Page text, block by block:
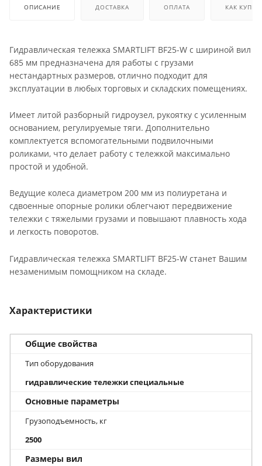
ОПИСАНИЕ ДОСТАВКА ОПЛАТА КАК
Гидравлическая тележка SMARTLIFT BF25-W с шириной вил
685 мм предназначена для работы с грузами
нестандартных размеров, отлично подходит для
эксплуатации в любых торговых и складских помещениях.
Имеет литой разборный гидроузел, рукоятку с усиленным
основанием, регулируемые тяги. Дополнительно
комплектуется вспомогательными подвилочными
роликами, что делает работу с тележкой максимально
простой и удобной.
Ведущие колеса диаметром 200 мм из полиуретана и
сдвоенные опорные ролики облегчают передвижение
тележки с тяжелыми грузами и повышают плавность хода
и легкость поворотов.
Гидравлическая тележка SMARTLIFT BF25-W станет Вашим
незаменимым помощником на складе.
Характеристики
Общие свойства
Тип оборудования
гидравлические тележки специальные
Основные параметры
Грузоподъемность, кг
2500
Размеры вил